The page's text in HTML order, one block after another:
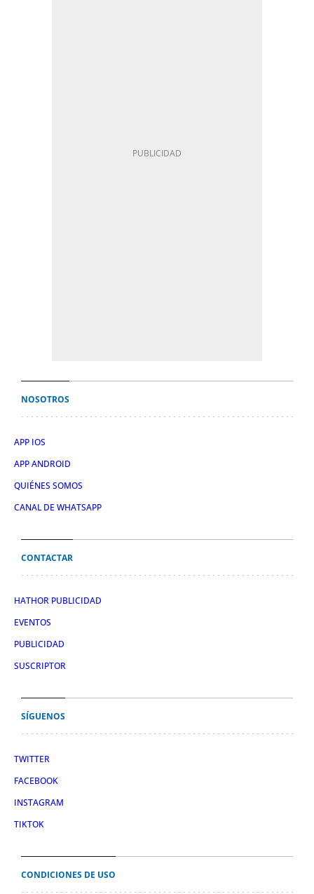
NOSOTROS
APP IOS
APP ANDROID
QUIÉNES SOMOS
CANAL DE WHATSAPP
CONTACTAR
HATHOR PUBLICIDAD
EVENTOS
PUBLICIDAD
SUSCRIPTOR
SÍGUENOS
TWITTER
FACEBOOK
INSTAGRAM
TIKTOK
CONDICIONES DE USO